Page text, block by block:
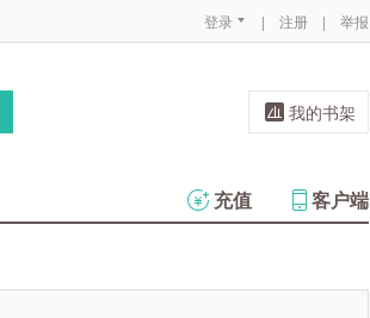
登录 | 注册 | 举报
我的书架
客户端
充值